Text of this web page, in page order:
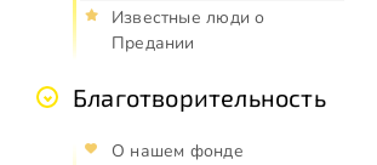
Известные люди о
Предании
Благотворительность
О нашем фонде